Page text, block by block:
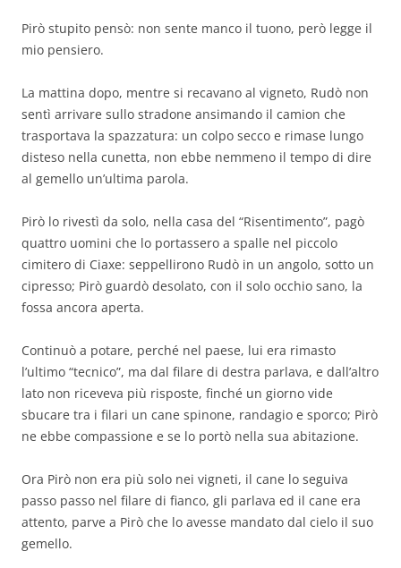
Pirò stupito pensò: non sente manco il tuono, però legge il
mio pensiero.
La mattina dopo, mentre si recavano al vigneto, Rudò non
sentì arrivare sullo stradone ansimando il camion che
trasportava la spazzatura: un colpo secco e rimase lungo
disteso nella cunetta, non ebbe nemmeno il tempo di dire
al gemello un’ultima parola.
Pirò lo rivestì da solo, nella casa del “Risentimento”, pagò
quattro uomini che lo portassero a spalle nel piccolo
cimitero di Ciaxe: seppellirono Rudò in un angolo, sotto un
cipresso; Pirò guardò desolato, con il solo occhio sano, la
fossa ancora aperta.
Continuò a potare, perché nel paese, lui era rimasto
l’ultimo “tecnico”, ma dal filare di destra parlava, e dall’altro
lato non riceveva più risposte, finché un giorno vide
sbucare tra i filari un cane spinone, randagio e sporco; Pirò
ne ebbe compassione e se lo portò nella sua abitazione.
Ora Pirò non era più solo nei vigneti, il cane lo seguiva
passo passo nel filare di fianco, gli parlava ed il cane era
attento, parve a Pirò che lo avesse mandato dal cielo il suo
gemello.